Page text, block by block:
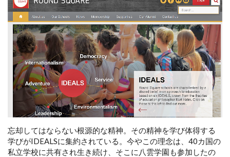
忘却してはならない根源的な精神。その精神を学び体得する
学びがIDEALSに集約されている。今やこの理念は、40カ国の
私立学校に共有され生き続け、そこに八雲学園も参加したの